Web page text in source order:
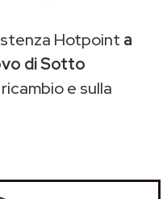
Hotpoint a
di Sotto
e sulla